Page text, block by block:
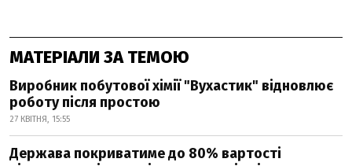
МАТЕРІАЛИ ЗА ТЕМОЮ
Виробник побутової хімії "Вухастик" відновлює
роботу після простою
27 КВІТНЯ, 15:55
Держава покриватиме до 80% вартості